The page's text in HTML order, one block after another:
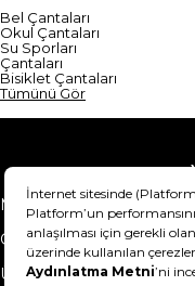
Bel Çantaları
Okul Çantaları
Su Sporları
Çantaları
Bisiklet Çantaları
Tümünü Gör
Mesafeli Satış Sözleşmesi
Gizlilik Sözleşmesi
Ürünümü nasıl iade